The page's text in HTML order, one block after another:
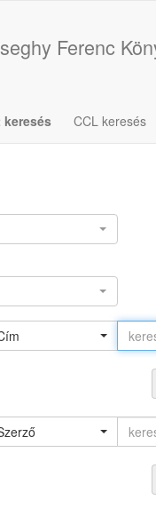
Ferenc
keresés CCL keresés